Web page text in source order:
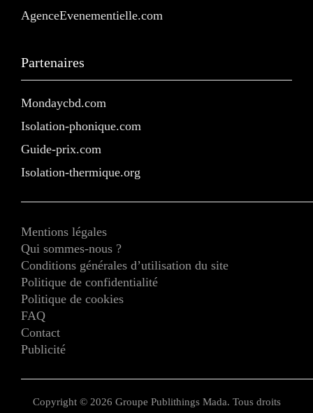
AgenceEvenementielle.com
Partenaires
Mondaycbd.com
Isolation-phonique.com
Guide-prix.com
Isolation-thermique.org
Mentions légales
Qui sommes-nous ?
Conditions générales d’utilisation du site
Politique de confidentialité
Politique de cookies
FAQ
Contact
Publicité
Copyright © 2026 Groupe Publithings Mada. Tous droits